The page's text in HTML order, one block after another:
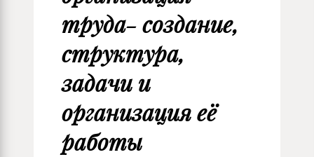
труда- создание,
структура,
задачи и
организация её
работы